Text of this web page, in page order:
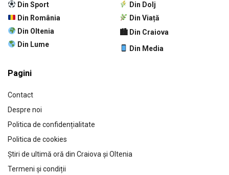
Din Sport
Din România
Din Oltenia
Din Lume
Din Dolj
Din Viață
🏙 Din Craiova
Din Media
Pagini
Contact
Despre noi
Politica de confidențialitate
Politica de cookies
Știri de ultimă oră din Craiova și Oltenia
Termeni și condiții